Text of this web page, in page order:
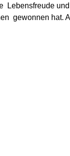
Lebensfreude
gewonnen hat.